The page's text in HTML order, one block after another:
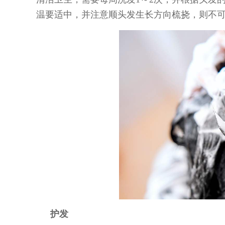
温要适中，并注意顺头发生长方向梳挠，则不
护发